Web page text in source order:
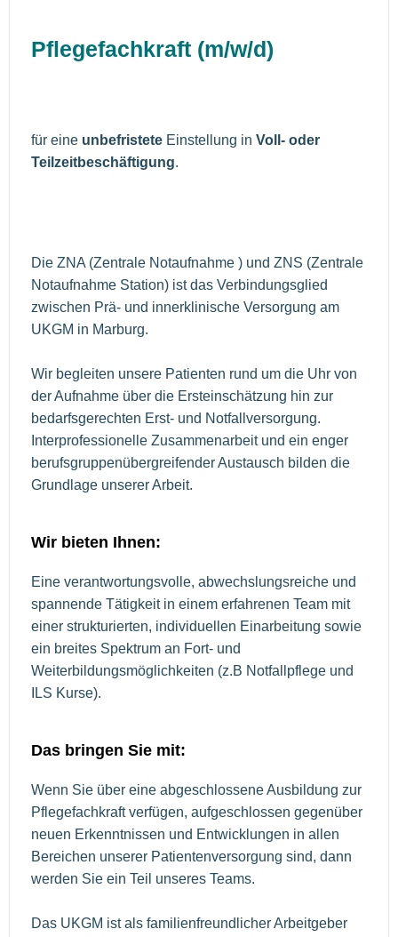
Pflegefachkraft (m/w/d)
für eine unbefristete Einstellung in Voll- oder
Teilzeitbeschäftigung.
Die ZNA (Zentrale Notaufnahme ) und ZNS (Zentrale
Notaufnahme Station) ist das Verbindungsglied
zwischen Prä- und innerklinische Versorgung am
UKGM in Marburg.
Wir begleiten unsere Patienten rund um die Uhr von
der Aufnahme über die Ersteinschätzung hin zur
bedarfsgerechten Erst- und Notfallversorgung.
Interprofessionelle Zusammenarbeit und ein enger
berufsgruppenübergreifender Austausch bilden die
Grundlage unserer Arbeit.
Wir bieten Ihnen:
Eine verantwortungsvolle, abwechslungsreiche und
spannende Tätigkeit in einem erfahrenen Team mit
einer strukturierten, individuellen Einarbeitung sowie
ein breites Spektrum an Fort- und
Weiterbildungsmöglichkeiten (z.B Notfallpflege und
ILS Kurse).
Das bringen Sie mit:
Wenn Sie über eine abgeschlossene Ausbildung zur
Pflegefachkraft verfügen, aufgeschlossen gegenüber
neuen Erkenntnissen und Entwicklungen in allen
Bereichen unserer Patientenversorgung sind, dann
werden Sie ein Teil unseres Teams.
Das UKGM ist als familienfreundlicher Arbeitgeber